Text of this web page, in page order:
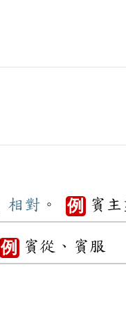
相對 。 例 賓主
例 賓從、賓服